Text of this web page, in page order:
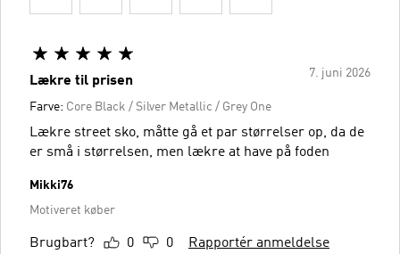
7. juni 2026
Lækre til prisen
Farve: Core Black / Silver Metallic / Grey One
Lækre street sko, måtte gå et par størrelser op, da de
er små i størrelsen, men lækre at have på foden
Mikki76
Motiveret køber
Brugbart? 0 0 Rapportér anmeldelse